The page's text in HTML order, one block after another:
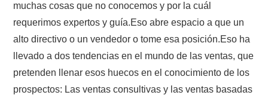
muchas cosas que no conocemos y por la cuál
requerimos expertos y guía.Eso abre espacio a que un
alto directivo o un vendedor o tome esa posición.Eso ha
llevado a dos tendencias en el mundo de las ventas, que
pretenden llenar esos huecos en el conocimiento de los
prospectos: Las ventas consultivas y las ventas basadas